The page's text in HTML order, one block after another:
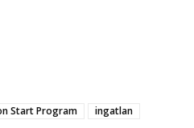
Start Program ingatlan